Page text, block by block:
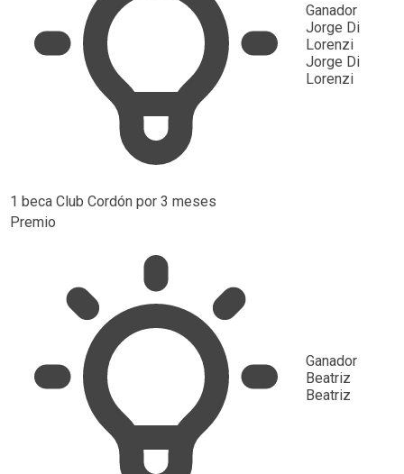
1 beca Club Cordón por 3 meses
Ganador
Jorge Di
Lorenzi
Jorge Di
Lorenzi
Premio
Ganador
Beatriz
Beatriz